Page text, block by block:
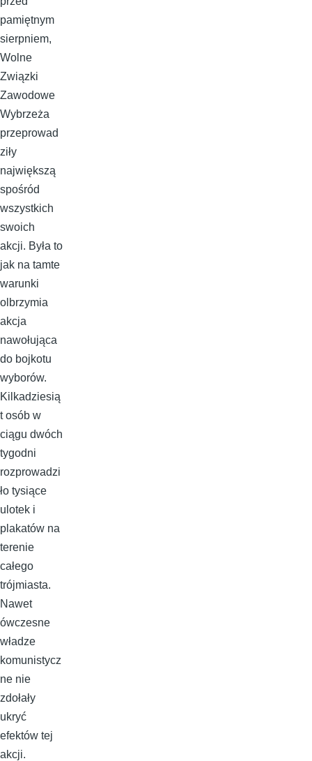
pamiętnym
sierpniem,
Wolne
Związki
Zawodowe
Wybrzeża
przeprowad
ziły
największą
spośród
wszystkich
swoich
akcji. Była to
jak na tamte
warunki
olbrzymia
akcja
nawołująca
do bojkotu
wyborów.
Kilkadziesią
t osób w
ciągu dwóch
tygodni
rozprowadzi
ło tysiące
ulotek i
plakatów na
terenie
całego
trójmiasta.
Nawet
ówczesne
władze
komunistycz
ne nie
zdołały
ukryć
efektów tej
akcji.